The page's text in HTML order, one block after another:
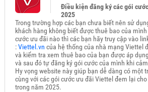
Điều kiện đăng ký các gói
2025
Trong trường hợp các bạn chưa biết nên sử
khách hàng không biết được thuê bao của
cước ưu đãi nào thì các bạn hãy truy cập vào
:Viettel.vn của hệ thống của nhà mạng Viettel
và kiểm tra xem thuê bao của bạn được áp
và sau đó tự đăng ký gói cước của mình khi
Hy vọng website này giúp bạn dễ dàng có một
cùng với các gói cước ưu đãi Viettel đem lại
trong năm 2025.